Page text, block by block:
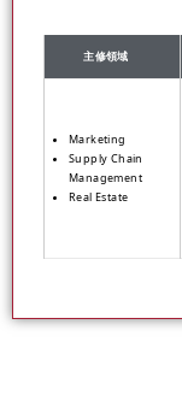
主修領域
Marketing
Supply Chain
Management
Real Estate